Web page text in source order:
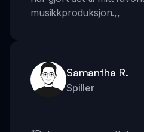
musikkproduksjon.,,
Samantha R.
Spiller